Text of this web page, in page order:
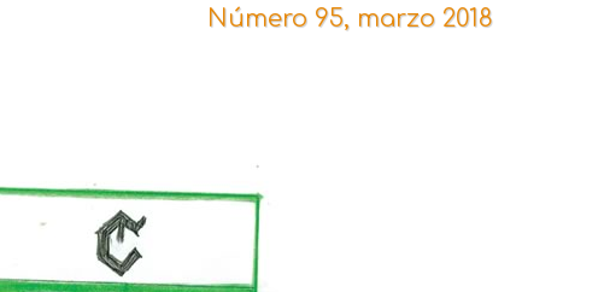
Número 95, marzo 2018